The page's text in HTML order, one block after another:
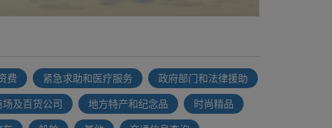
费 紧急求助和医疗服务 政府部门和法律援助
场及百货公司 地方特产和纪念品 时尚精品